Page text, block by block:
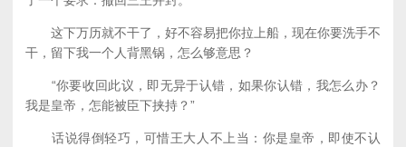
这下万历就不干了，好不容易把你拉上船，现在你要洗手不
干，留下我一个人背黑锅，怎么够意思？
“你要收回此议，即无异于认错，如果你认错，我怎么办？
我是皇帝，怎能被臣下挟持？”
话说得倒轻巧，可惜王大人不上当：你是皇帝，即使不认